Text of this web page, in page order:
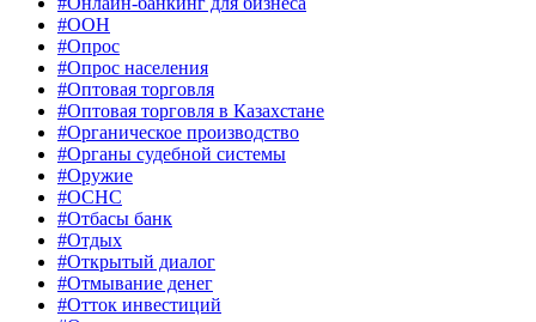
#ООН
#Опрос
#Опрос населения
#Оптовая торговля
#Оптовая торговля в Казахстане
#Органическое производство
#Органы судебной системы
#Оружие
#ОСНС
#Отбасы банк
#Отдых
#Открытый диалог
#Отмывание денег
#Отток инвестиций